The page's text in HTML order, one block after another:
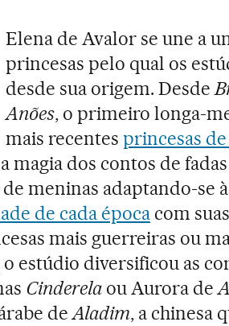
Elena de Avalor se une a
princesas pelo qual os
desde sua origem. Desde
Anões, o primeiro longa-
mais recentes princesas
magia dos contos de
meninas adaptando-se
de cada épocacom
mais guerreiras ou
estúdio diversificou as
Cinderelaou Aurora de
deAladim, a chinesa